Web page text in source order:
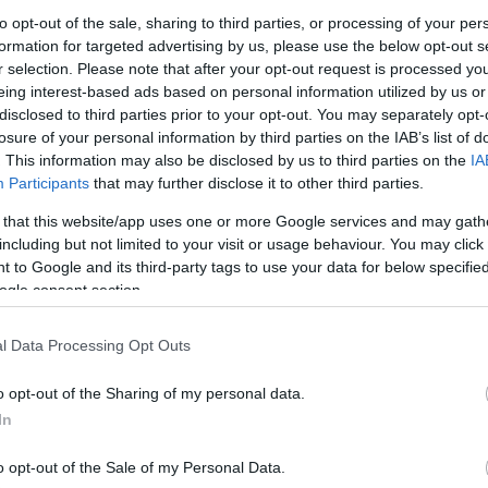
opt-out of the sale, sharing to third parties, or processing of your
for targeted advertising by us, please use the below opt-out
selection. Please note that after your opt-out request is processed
interest-based ads based on personal information utilized by us
to third parties prior to your opt-out. You may separately
of your personal information by third parties on the IAB’s list of
This information may also be disclosed by us to third parties on the
Participants that may further disclose it to other third parties.
that this website/app uses one or more Google services and may
but not limited to your visit or usage behaviour. You may
to Google and its third-party tags to use your data for below
consent section.
Data Processing Opt Outs
opt-out of the Sharing of my personal data.
opt-out of the Sale of my Personal Data.
fő érdem mégis a fiút illeti, ugyanis ő volt, aki
Ezek, és más művek, például A Szilmarilok,
egy Tolkien rajongó geográfus, Karen
összesítve az ezekben a könyvekben
még nem volt teljesen pontos, de a további
az Atlasz elnyerte végső, hivatalos